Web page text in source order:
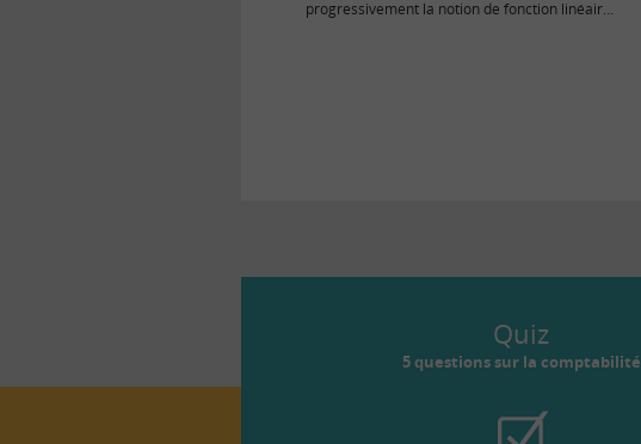
progressivement la notion de fonction linéaire.
Quiz
5 questions sur la comptabilité